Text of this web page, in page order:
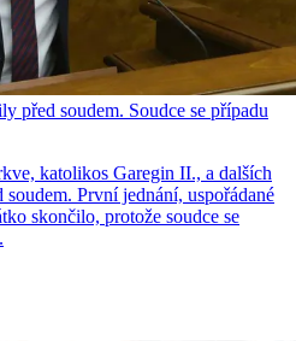
před soudem. Soudce se případu
katolikos Garegin II., a dalších
soudem. První jednání, uspořádané
skončilo, protože soudce se